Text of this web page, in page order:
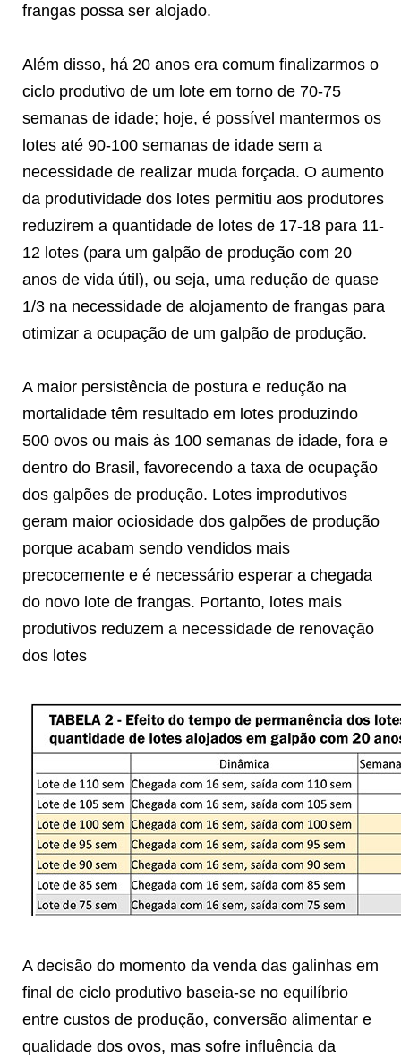
frangas possa ser alojado.
Além disso, há 20 anos era comum finalizarmos o
ciclo produtivo de um lote em torno de 70-75
semanas de idade; hoje, é possível mantermos os
lotes até 90-100 semanas de idade sem a
necessidade de realizar muda forçada. O aumento
da produtividade dos lotes permitiu aos produtores
reduzirem a quantidade de lotes de 17-18 para 11-
12 lotes (para um galpão de produção com 20
anos de vida útil), ou seja, uma redução de quase
1/3 na necessidade de alojamento de frangas para
otimizar a ocupação de um galpão de produção.
A maior persistência de postura e redução na
mortalidade têm resultado em lotes produzindo
500 ovos ou mais às 100 semanas de idade, fora e
dentro do Brasil, favorecendo a taxa de ocupação
dos galpões de produção. Lotes improdutivos
geram maior ociosidade dos galpões de produção
porque acabam sendo vendidos mais
precocemente e é necessário esperar a chegada
do novo lote de frangas. Portanto, lotes mais
produtivos reduzem a necessidade de renovação
dos lotes
A decisão do momento da venda das galinhas em
final de ciclo produtivo baseia-se no equilíbrio
entre custos de produção, conversão alimentar e
qualidade dos ovos, mas sofre influência da